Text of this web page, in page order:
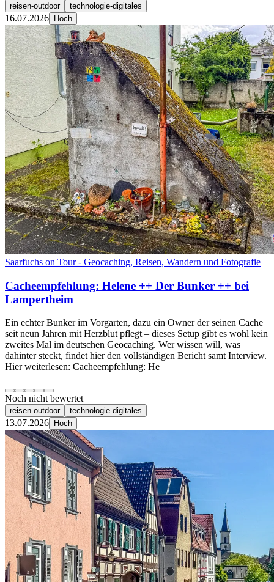
reisen-outdoor technologie-digitales
16.07.2026 Hoch
Saarfuchs on Tour - Geocaching, Reisen, Wandern und Fotografie
Cacheempfehlung: Helene ++ Der Bunker ++ bei
Lampertheim
Ein echter Bunker im Vorgarten, dazu ein Owner der seinen Cache
seit neun Jahren mit Herzblut pflegt – dieses Setup gibt es wohl kein
zweites Mal im deutschen Geocaching. Wer wissen will, was
dahinter steckt, findet hier den vollständigen Bericht samt Interview.
Hier weiterlesen: Cacheempfehlung: He
Noch nicht bewertet
reisen-outdoor technologie-digitales
13.07.2026 Hoch